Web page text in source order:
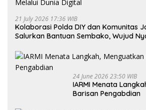
21 July 2026 17:36 WIB
Kolaborasi Polda DIY dan Komunitas
Salurkan Bantuan Sembako, Wujud
24 June 2026 23:50 WIB
IARMI Menata
Barisan Pengabdian